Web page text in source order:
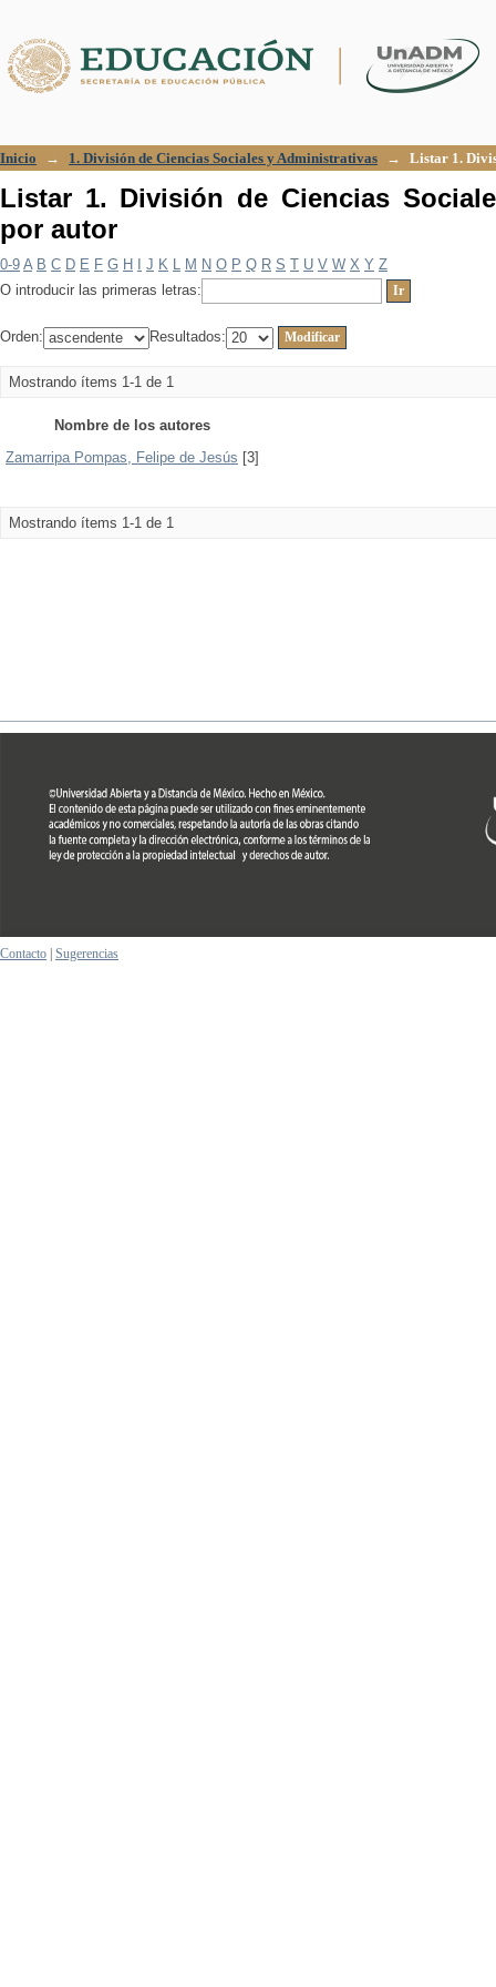
Inicio → 1. División de Ciencias Sociales y Administrativas → Listar 1.
Listar 1. División de Ciencias
por autor
0-9 A B C D E F G H J K L M N O P Q R S T U V W X Y Z
O introducir las primeras letras:
Orden: Resultados:
Mostrando ítems 1-1 de 1
Nombre de los autores
Zamarripa Pompas, Felipe de Jesús [3]
Mostrando ítems 1-1 de 1
Contacto Sugerencias